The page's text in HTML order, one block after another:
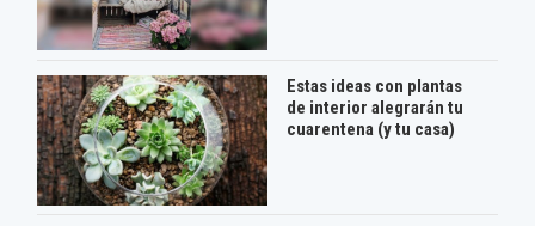
Estas ideas con plantas
de interior alegrarán tu
cuarentena (y tu casa)